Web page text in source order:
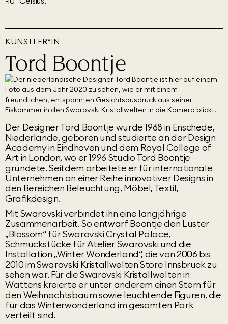
KÜNSTLER*IN
Tord Boontje
Der Designer Tord Boontje wurde 1968 in Enschede,
Niederlande, geboren und studierte an der Design
Academy in Eindhoven und dem Royal College of
Art in London, wo er 1996 Studio Tord Boontje
gründete. Seitdem arbeitete er für internationale
Unternehmen an einer Reihe innovativer Designs in
den Bereichen Beleuchtung, Möbel, Textil,
Grafikdesign.
Mit Swarovski verbindet ihn eine langjährige
Zusammenarbeit. So entwarf Boontje den Luster
„Blossom“ für Swarovski Crystal Palace,
Schmuckstücke für Atelier Swarovski und die
Installation „Winter Wonderland“, die von 2006 bis
2010 im Swarovski Kristallwelten Store Innsbruck zu
sehen war. Für die Swarovski Kristallwelten in
Wattens kreierte er unter anderem einen Stern für
den Weihnachtsbaum sowie leuchtende Figuren, die
für das Winterwonderland im gesamten Park
verteilt sind.